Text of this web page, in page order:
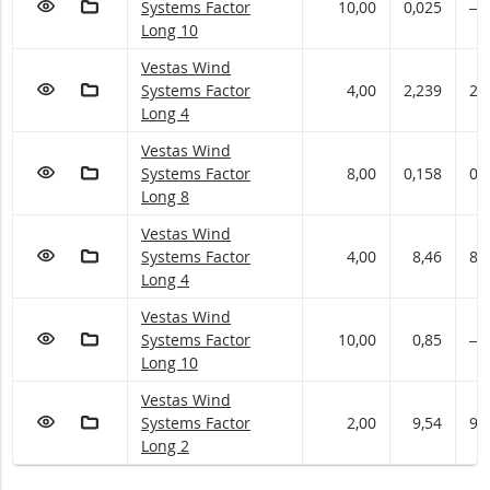
Systems Factor
Long 10
10,00 0,025 ―
VOEG TOE AAN WATCHLIST
AAN PORTFOLIO TOEVOEGEN
Vestas Wind Systems Factor met ISIN code:
Vestas Wind
Systems Factor
Long 4
4,00 2,239
VOEG TOE AAN WATCHLIST
AAN PORTFOLIO TOEVOEGEN
Vestas Wind Systems Factor met ISIN code:
Vestas Wind
Systems Factor
Long 8
8,00 0,158
VOEG TOE AAN WATCHLIST
AAN PORTFOLIO TOEVOEGEN
Vestas Wind Systems Factor met ISIN code:
Vestas Wind
Systems Factor
Long 4
4,00 8,46
VOEG TOE AAN WATCHLIST
AAN PORTFOLIO TOEVOEGEN
Vestas Wind Systems Factor met ISIN code:
Vestas Wind
Systems Factor
Long 10
10,00 0,85 ―
VOEG TOE AAN WATCHLIST
AAN PORTFOLIO TOEVOEGEN
Vestas Wind Systems Factor met ISIN code:
Vestas Wind
Systems Factor
Long 2
2,00 9,54